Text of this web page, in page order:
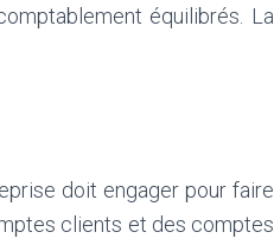
équilibrés. La
doit engager pour faire
clients et des comptes